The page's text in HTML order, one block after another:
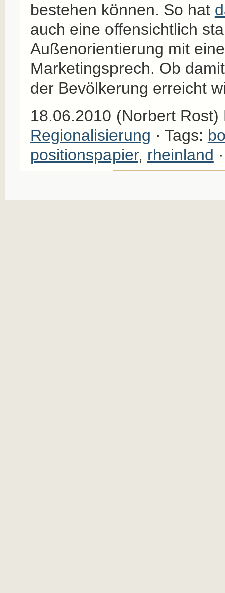
bestehen können. So hat
auch eine offensichtlich
Außenorientierung mit
Marketingsprech. Ob
der Bevölkerung erreicht
18.06.2010 (Norbert Rost)
Regionalisierung · Tags:
positionspapier, rheinland